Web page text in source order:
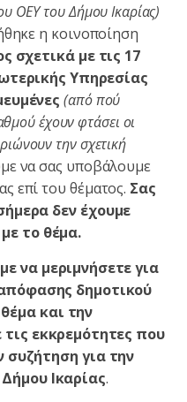
ΟΕΥ του Δήμου Ικαρίας)
η κοινοποίηση
σχετικά με τις 17
Υπηρεσίας
(από πού
έχουν φτάσει οι
την σχετική
να σας υποβάλουμε
επί του θέματος. Σας
δεν έχουμε
το θέμα.
να μεριμνήσετε για
δημοτικού
και την
εκκρεμότητες που
συζήτηση για την
Ικαρίας.